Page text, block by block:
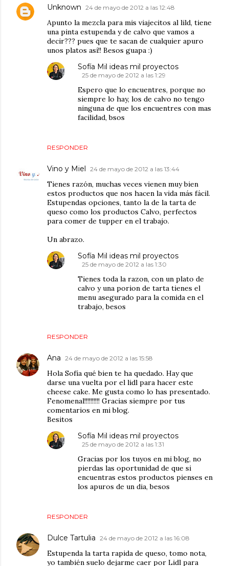
Unknown 24 de mayo de 2012 a las 12:48
Apunto la mezcla para mis viajecitos al lild, tiene
una pinta estupenda y de calvo que vamos a
decir??? pues que te sacan de cualquier apuro
unos platos así!! Besos guapa :)
RESPONDER
Sofía Mil ideas mil proyectos
25 de mayo de 2012 a las 1:29
Espero que lo encuentres, porque no
siempre lo hay, los de calvo no tengo
ninguna de que los encuentres con mas
facilidad, bsos
Vino y Miel 24 de mayo de 2012 a las 13:44
Tienes razón, muchas veces vienen muy bien
estos productos que nos hacen la vida más fácil.
Estupendas opciones, tanto la de la tarta de
queso como los productos Calvo, perfectos
para comer de tupper en el trabajo.
Un abrazo.
RESPONDER
Sofía Mil ideas mil proyectos
25 de mayo de 2012 a las 1:30
Tienes toda la razon, con un plato de
calvo y una porion de tarta tienes el
menu asegurado para la comida en el
trabajo, besos
Ana 24 de mayo de 2012 a las 15:58
Hola Sofía qué bien te ha quedado. Hay que
darse una vuelta por el lidl para hacer este
cheese cake. Me gusta como lo has presentado.
Fenomenal!!!!!!!!!! Gracias siempre por tus
comentarios en mi blog.
Besitos
RESPONDER
Sofía Mil ideas mil proyectos
25 de mayo de 2012 a las 1:31
Gracias por los tuyos en mi blog, no
pierdas las oportunidad de que si
encuentras estos productos pienses en
los apuros de un dia, besos
Dulce Tartulia 24 de mayo de 2012 a las 16:08
Estupenda la tarta rapida de queso, tomo nota,
yo también suelo dejarme caer por Lidl para